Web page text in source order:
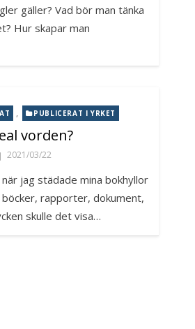
gäller? Vad bör man tänka
Hur skapar man
, PUBLICERAT I YRKET
vorden?
2021/03/22
jag städade mina bokhyllor
rapporter, dokument,
skulle det visa…